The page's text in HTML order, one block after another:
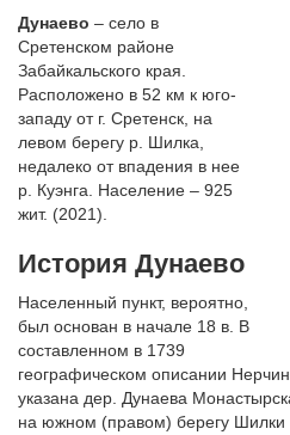
Дунаево – село в
Сретенском районе
Забайкальского края.
Расположено в 52 км к юго-
западу от г. Сретенск, на
левом берегу р. Шилка,
недалеко от впадения в нее
р. Куэнга. Население – 925
жит. (2021).
История Дунаево
Населенный пункт, вероятно,
был основан в начале 18 в. В
составленном в 1739
географическом описании
указана дер. Дунаева
на южном (правом) берегу Шилки